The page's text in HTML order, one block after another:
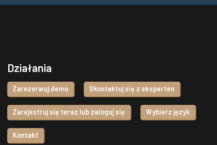
Działania
Zarezerwuj demo Skontaktuj się z eksperten
Zarejestruj się teraz lub zaloguj się Wybierz język
Kontakt